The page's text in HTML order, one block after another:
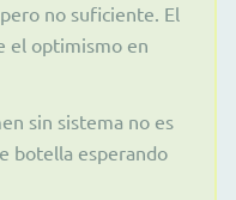
no suficiente. El
el optimismo en
sin sistema no es
botella esperando